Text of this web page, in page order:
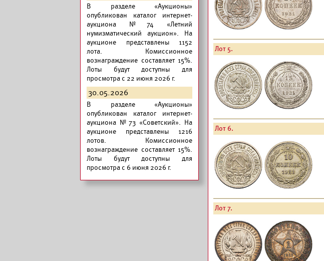
В разделе «Аукционы»
опубликован каталог интернет-
аукциона №74 «Летний
нумизматический аукцион». На
аукционе представлены 1152
лота. Комиссионное
вознаграждение составляет 15%.
Лоты будут доступны для
просмотра с 22 июня 2026 г.
30.05.2026
В разделе «Аукционы»
опубликован каталог интернет-
аукциона №73 «Советский». На
аукционе представлены 1216
лотов. Комиссионное
вознаграждение составляет 15%.
Лоты будут доступны для
просмотра с 6 июня 2026 г.
Лот 5.
Лот 6.
Лот 7.